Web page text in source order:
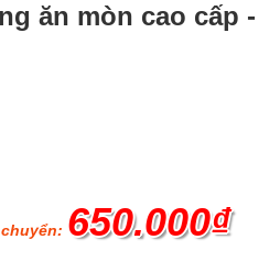
ăn mòn cao cấp -
650.000₫